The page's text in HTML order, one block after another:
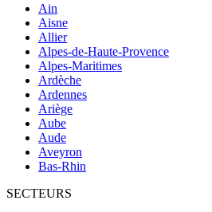
Ain
Aisne
Allier
Alpes-de-Haute-Provence
Alpes-Maritimes
Ardèche
Ardennes
Ariège
Aube
Aude
Aveyron
Bas-Rhin
SECTEURS